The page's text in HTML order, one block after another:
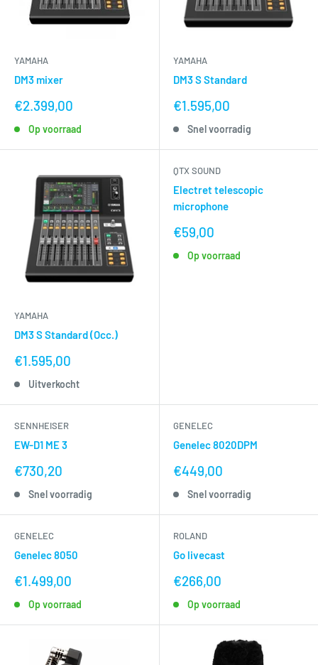
YAMAHA
DM3 mixer
nu
€2.399,00
Op voorraad
YAMAHA
DM3 S Standard
nu
€1.595,00
Snel voorradig
YAMAHA
DM3 S Standard (Occ.)
nu
€1.595,00
Uitverkocht
QTX SOUND
Electret telescopic
microphone
nu
€59,00
Op voorraad
SENNHEISER
EW-D1 ME 3
nu
€730,20
Snel voorradig
GENELEC
Genelec 8020DPM
nu
€449,00
Snel voorradig
GENELEC
Genelec 8050
nu
€1.499,00
Op voorraad
ROLAND
Go livecast
nu
€266,00
Op voorraad